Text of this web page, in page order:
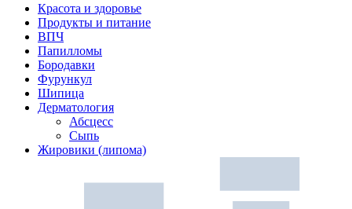
Красота и здоровье
Продукты и питание
ВПЧ
Папилломы
Бородавки
Фурункул
Шипица
Дерматология
Абсцесс
Сыпь
Жировики (липома)